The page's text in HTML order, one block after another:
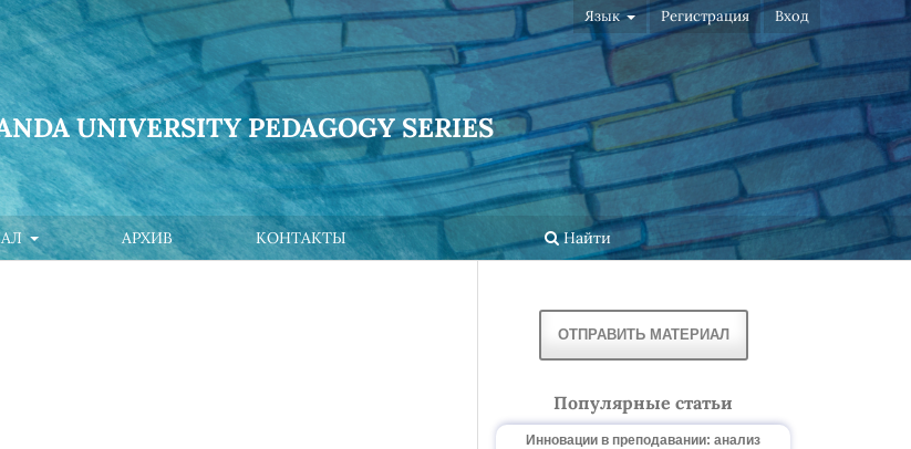
UNIVERSITY PEDAGOGY SERIES
АРХИВ КОНТАКТЫ Найти
Язык Регистрация Вход
ОТПРАВИТЬ МАТЕРИАЛ
Популярные статьи
Инновации в преподавании: анализ